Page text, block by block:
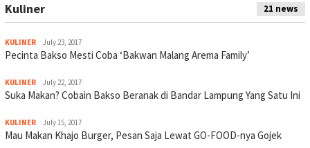
Kuliner 21 news
KULINER July 23, 2017
Pecinta Bakso Mesti Coba ‘Bakwan Malang Arema Family’
KULINER July 22, 2017
Suka Makan? Cobain Bakso Beranak di Bandar Lampung Yang Satu Ini
KULINER July 15, 2017
Mau Makan Khajo Burger, Pesan Saja Lewat GO-FOOD-nya Gojek